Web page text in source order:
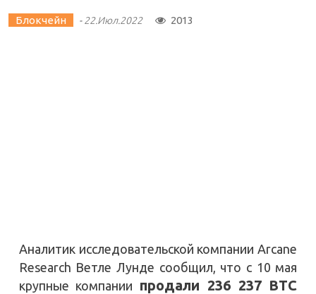
Блокчейн -22.Июл.2022 2013
Аналитик исследовательской компании Arcane
Research Ветле Лунде сообщил, что с 10 мая
крупные компании продали 236 237 BTC